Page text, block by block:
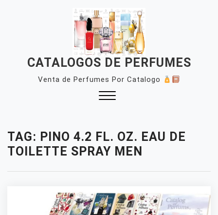
CATALOGOS DE PERFUMES
Venta de Perfumes Por Catalogo
TAG: PINO 4.2 FL. OZ. EAU DE
TOILETTE SPRAY MEN